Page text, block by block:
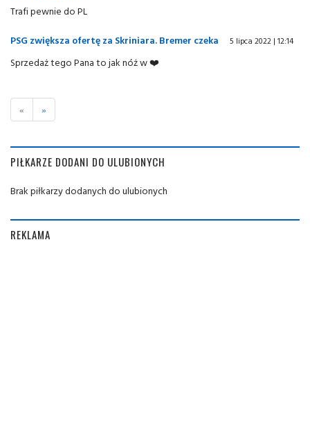
Trafi pewnie do PL
PSG zwiększa ofertę za Skriniara. Bremer czeka
5 lipca 2022 | 12:14
Sprzedaż tego Pana to jak nóż w ❤️
« »
PIŁKARZE DODANI DO ULUBIONYCH
Brak piłkarzy dodanych do ulubionych
REKLAMA